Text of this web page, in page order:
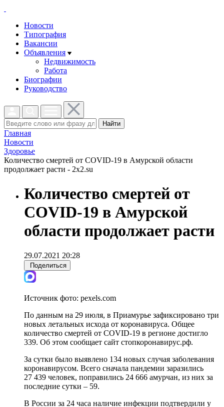
Новости
Типография
Вакансии
Объявления
Недвижимость
Работа
Биографии
Руководство
Найти
Главная
Новости
Здоровье
Количество смертей от COVID-19 в Амурской области
продолжает расти - 2x2.su
Количество смертей от
COVID-19 в Амурской
области продолжает расти
29.07.2021 20:28
Поделиться
Источник фото: pexels.com
По данным на 29 июля, в Приамурье зафиксировано три
новых летальных исхода от коронавируса. Общее
количество смертей от COVID-19 в регионе достигло
339. Об этом сообщает сайт стопкоронавирус.рф.
За сутки было выявлено 134 новых случая заболевания
коронавирусом. Всего сначала пандемии заразились
27 439 человек, поправились 24 666 амурчан, из них за
последние сутки – 59.
В России за 24 часа наличие инфекции подтвердили у